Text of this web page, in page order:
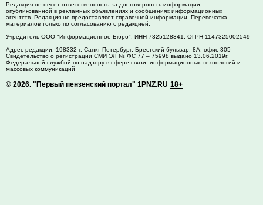
Редакция не несет ответственность за достоверность информации,
опубликованной в рекламных объявлениях и сообщениях информационных
агентств. Редакция не предоставляет справочной информации. Перепечатка
материалов только по согласованию с редакцией.
Учредитель ООО "Информационное Бюро". ИНН 7325128341, ОГРН 1147325002549
Адрес редакции: 198332 г. Санкт-Петербург, Брестский бульвар, 8А, офис 305
Свидетельство о регистрации СМИ ЭЛ № ФС 77 – 75998 выдано 13.06.2019г.
Федеральной службой по надзору в сфере связи, информационных технологий и
массовых коммуникаций
© 2026. "Первый пензенский портал" 1PNZ.RU 18+